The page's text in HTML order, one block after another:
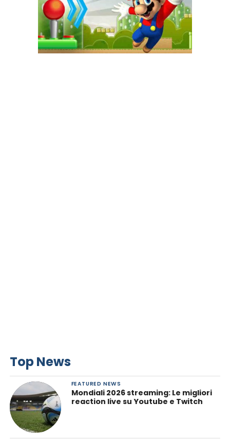
Top News
FEATURED NEWS
Mondiali 2026 streaming: Le migliori
reaction live su Youtube e Twitch